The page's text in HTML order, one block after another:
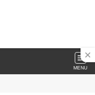
MENU